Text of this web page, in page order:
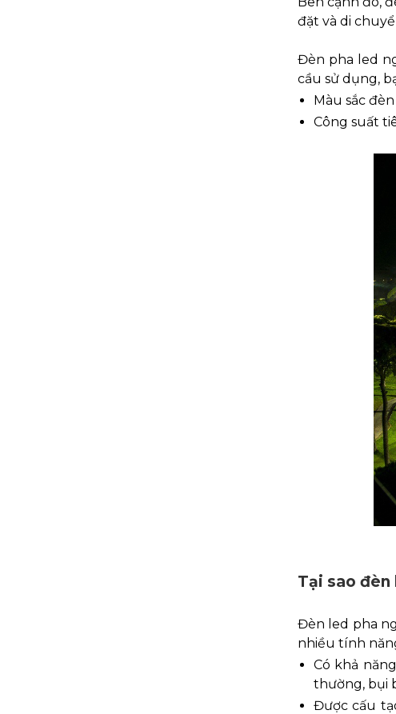
đặt và di
Đèn pha led
cầu sử dụng,
Màu sắc
Công suất
Tại sao đèn
Đèn led pha
nhiều tính
Có khả
thường, bụi
Được cấu